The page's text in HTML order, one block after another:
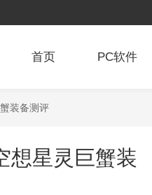
首页 PC软件
装备测评
想星灵巨蟹装